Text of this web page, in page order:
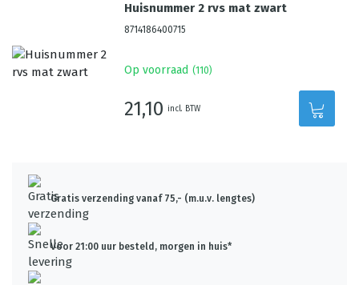
Huisnummer 2 rvs mat zwart
8714186400715
Op voorraad (110)
21,10 incl. BTW
Gratis verzending vanaf 75,- (m.u.v. lengtes)
Voor 21:00 uur besteld, morgen in huis*